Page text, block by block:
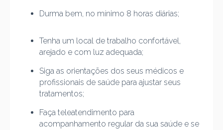
Durma bem, no mínimo 8 horas diárias;
Tenha um local de trabalho confortável,
arejado e com luz adequada;
Siga as orientações dos seus médicos e
profissionais de saúde para ajustar seus
tratamentos;
Faça teleatendimento para
acompanhamento regular da sua saúde e se